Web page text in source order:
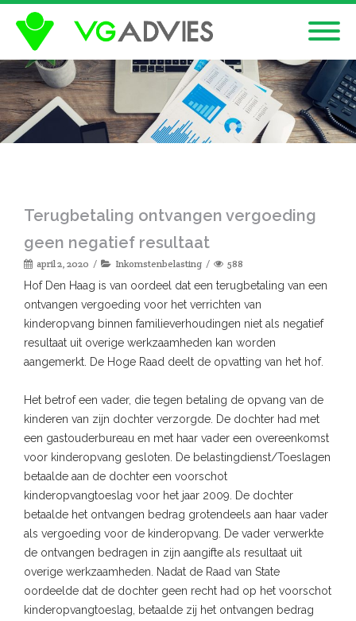
Terugbetaling ontvangen vergoeding
geen negatief resultaat
april 2, 2020 Inkomstenbelasting 588
Hof Den Haag is van oordeel dat een terugbetaling van een
ontvangen vergoeding voor het verrichten van
kinderopvang binnen familieverhoudingen niet als negatief
resultaat uit overige werkzaamheden kan worden
aangemerkt. De Hoge Raad deelt de opvatting van het hof.
Het betrof een vader, die tegen betaling de opvang van de
kinderen van zijn dochter verzorgde. De dochter had met
een gastouderbureau en met haar vader een overeenkomst
voor kinderopvang gesloten. De belastingdienst/Toeslagen
betaalde aan de dochter een voorschot
kinderopvangtoeslag voor het jaar 2009. De dochter
betaalde het ontvangen bedrag grotendeels aan haar vader
als vergoeding voor de kinderopvang. De vader verwerkte
de ontvangen bedragen in zijn aangifte als resultaat uit
overige werkzaamheden. Nadat de Raad van State
oordeelde dat de dochter geen recht had op het voorschot
kinderopvangtoeslag, betaalde zij het ontvangen bedrag